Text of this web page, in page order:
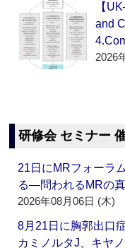
【
and
2026
研修会 セミナー
21日にMRフォーラ
る―問われるMRの
2026年08月06日 (木)
8月21日に胸郭出口
カミノルタJ、キヤ